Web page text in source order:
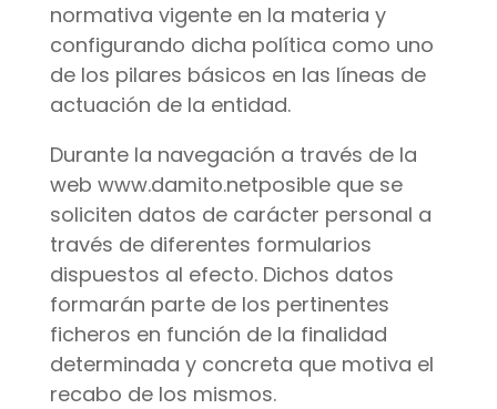
normativa vigente en la materia y
configurando dicha política como uno
de los pilares básicos en las líneas de
actuación de la entidad.
Durante la navegación a través de la
web www.damito.netposible que se
soliciten datos de carácter personal a
través de diferentes formularios
dispuestos al efecto. Dichos datos
formarán parte de los pertinentes
ficheros en función de la finalidad
determinada y concreta que motiva el
recabo de los mismos.